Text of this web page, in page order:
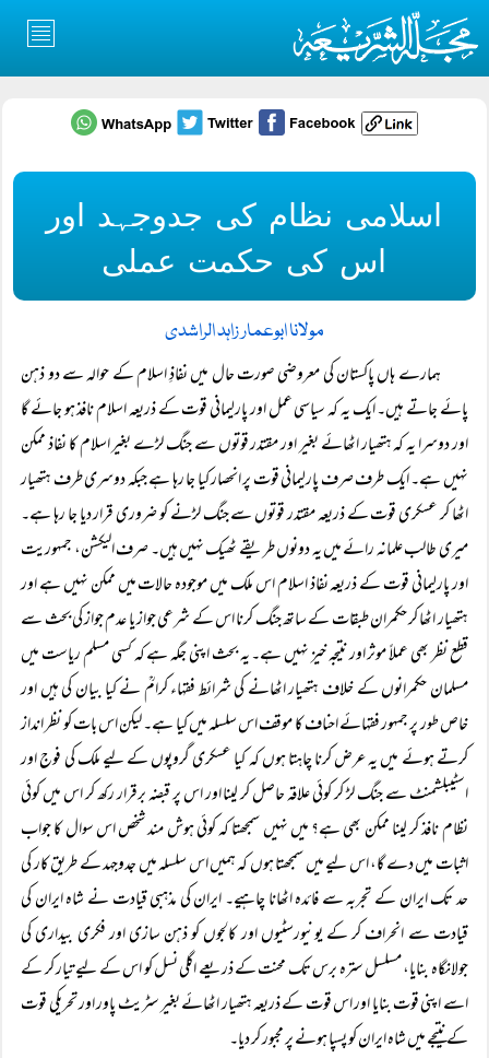
اسلامی نظام کی جدوجہد اور
اس کی حکمت عملی
مولانا ابوعمار زاہد الراشدی
ہمارے ہاں پاکستان کی معروضی صورت حال میں نفاذِ اسلام کے حوالہ سے دو ذہن
پائے جاتے ہیں۔ ایک یہ کہ سیاسی عمل اور پارلیمانی قوت کے ذریعہ اسلام نافذ ہو جائے گا
اور دوسرا یہ کہ ہتھیار اٹھائے بغیر اور مقتدر قوتوں سے جنگ لڑے بغیر اسلام کا نفاذ ممکن
نہیں ہے۔ ایک طرف صرف پارلیمانی قوت پر انحصار کیا جا رہا ہے جبکہ دوسری طرف ہتھیار
اٹھا کر عسکری قوت کے ذریعہ مقتدر قوتوں سے جنگ لڑنے کو ضروری قرار دیا جا رہا ہے۔
میری طالب علمانہ رائے میں یہ دونوں طریقے ٹھیک نہیں ہیں۔ صرف الیکشن، جمہوریت
اور پارلیمانی قوت کے ذریعہ نفاذ اسلام اس ملک میں موجودہ حالات میں ممکن نہیں ہے اور
ہتھیار اٹھا کر حکمران طبقات کے ساتھ جنگ کرنا اس کے شرعی جواز یا عدم جواز کی بحث سے
قطع نظر بھی عملاً موثر اور نتیجہ خیز نہیں ہے۔ یہ بحث اپنی جگہ ہے کہ کسی مسلم ریاست میں
مسلمان حکمرانوں کے خلاف ہتھیار اٹھانے کی شرائط فقہاء کرامؒ نے کیا بیان کی ہیں اور
خاص طور پر جمہور فقہائے احناف کا موقف اس سلسلہ میں کیا ہے۔ لیکن اس بات کو نظر انداز
کرتے ہوئے میں یہ عرض کرنا چاہتا ہوں کہ کیا عسکری گروپوں کے لیے ملک کی فوج اور
اسٹیبلشمنٹ سے جنگ لڑ کر کوئی علاقہ حاصل کر لینا اور اس پر قبضہ برقرار رکھ کر اس میں کوئی
نظام نافذ کر لینا ممکن بھی ہے؟ میں نہیں سمجھتا کہ کوئی ہوش مند شخص اس سوال کا جواب
اثبات میں دے گا، اس لیے میں سمجھتا ہوں کہ ہمیں اس سلسلہ میں جدوجہد کے طریق کار کی
حد تک ایران کے تجربہ سے فائدہ اٹھانا چاہیے۔ ایران کی مذہبی قیادت نے شاہ ایران کی
قیادت سے انحراف کر کے یونیورسٹیوں اور کالجوں کو ذہن سازی اور فکری بیداری کی
جولانگاہ بنایا، مسلسل سترہ برس تک محنت کے ذریعے اگلی نسل کو اس کے لیے تیار کر کے
اسے اپنی قوت بنایا اور اس قوت کے ذریعہ ہتھیار اٹھائے بغیر سٹریٹ پاور اور تحریکی قوت
کے نتیجے میں شاہ ایران کو پسپا ہونے پر مجبور کر دیا۔